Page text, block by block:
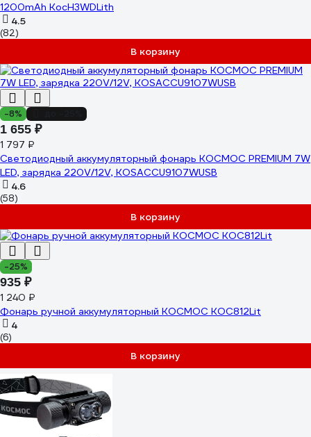
1200mAh KocH3WDLith
4.5
(82)
В корзину
-8%
1 655 ₽
1 797 ₽
Светодиодный аккумуляторный фонарь КОСМОС PREMIUM 7W
LED, зарядка 220V/12V, KOSACCU9107WUSB
4.6
(58)
В корзину
-25%
935 ₽
1 240 ₽
Фонарь ручной аккумуляторный КОСМОС KOC812Lit
4
(6)
В корзину